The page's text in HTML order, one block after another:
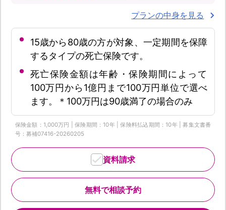
プランの中身を見る
15歳から80歳の方が対象、一定期間を保障
するタイプの死亡保険です。
死亡保険金額は年齢・保険期間によって
100万円から1億円まで100万円単位で選べ
ます。＊100万円は90歳満了の場合のみ
保険金額：1,000万円 | 保険期間：10年 | 保険料払込期間：10年 | 募集文書番
号：募補07416-20260205
無料で相談予約
資料請求